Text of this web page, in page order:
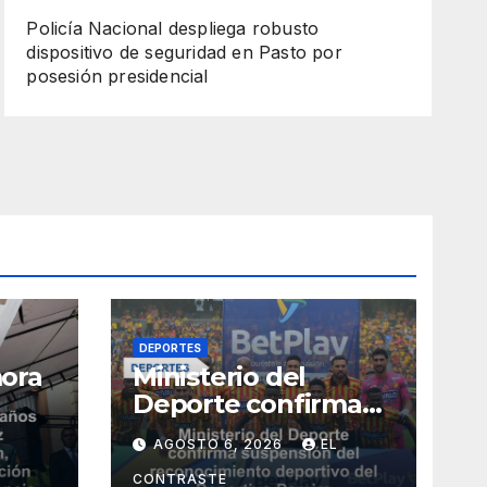
Policía Nacional despliega robusto
dispositivo de seguridad en Pasto por
posesión presidencial
DEPORTES
Ministerio del
Deporte confirma
suspensión del
reconocimiento
AGOSTO 6, 2026 EL
CONTRASTE